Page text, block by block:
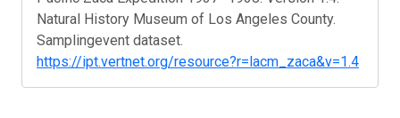
Natural History Museum of Los Angeles County.
Samplingevent dataset.
https://ipt.vertnet.org/resource?r=lacm_zaca&v=1.4